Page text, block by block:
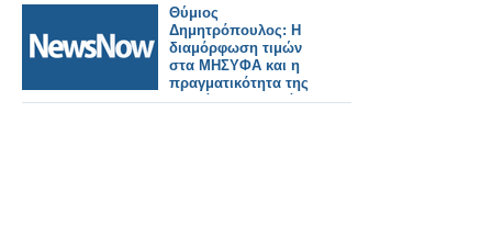
Θύμιος
Δημητρόπουλος: Η
διαμόρφωση τιμών
στα ΜΗΣΥΦΑ και η
πραγματικότητα της
αγοράς στην Ελλάδα